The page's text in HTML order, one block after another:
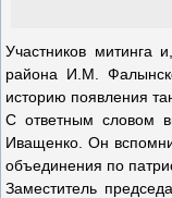
Участников митинга
района И.М.
историю появления
С ответным словом
Иващенко. Он
объединения по
Заместитель